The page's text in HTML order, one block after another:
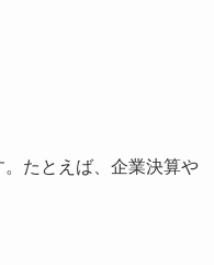
たとえば、企業決算や